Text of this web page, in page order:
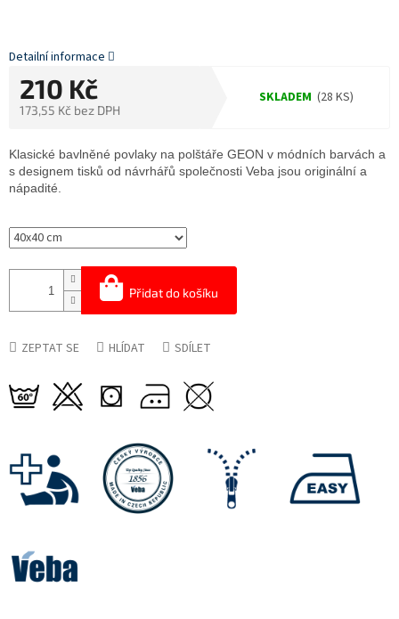
210 Kč
173,55 Kč bez DPH
SKLADEM (28 KS)
Přidat do košíku
Klasické bavlněné povlaky na polštáře GEON v módních barvách a
s designem tisků od návrhářů společnosti Veba jsou originální a
nápadité.
Detailní informace
ZEPTAT SE HLÍDAT SDÍLET